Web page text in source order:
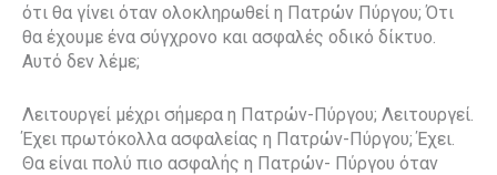
ότι θα γίνει όταν ολοκληρωθεί η Πατρών Πύργου; Ότι
θα έχουμε ένα σύγχρονο και ασφαλές οδικό δίκτυο.
Αυτό δεν λέμε;
Λειτουργεί μέχρι σήμερα η Πατρών-Πύργου; Λειτουργεί.
Έχει πρωτόκολλα ασφαλείας η Πατρών-Πύργου; Έχει.
Θα είναι πολύ πιο ασφαλής η Πατρών- Πύργου όταν